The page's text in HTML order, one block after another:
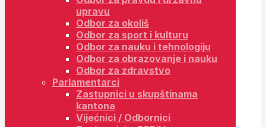
upravu
Odbor za okoliš
Odbor za sport i kulturu
Odbor za nauku i tehnologiju
Odbor za obrazovanje i nauku
Odbor za zdravstvo
Parlamentarci
Zastupnici u skupštinama
kantona
Vijećnici / Odbornici